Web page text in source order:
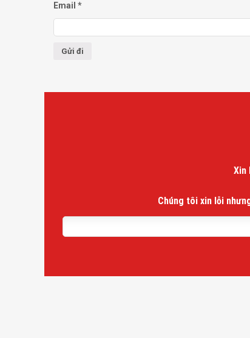
Email *
Xin
Chúng tôi xin lỗi
kiếm